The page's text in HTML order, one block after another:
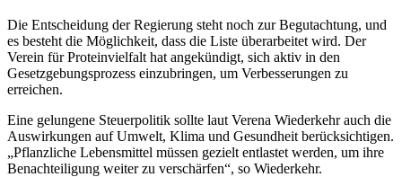
Die Entscheidung der Regierung steht noch zur Begutachtung, und
es besteht die Möglichkeit, dass die Liste überarbeitet wird. Der
Verein für Proteinvielfalt hat angekündigt, sich aktiv in den
Gesetzgebungsprozess einzubringen, um Verbesserungen zu
erreichen.
Eine gelungene Steuerpolitik sollte laut Verena Wiederkehr auch die
Auswirkungen auf Umwelt, Klima und Gesundheit berücksichtigen.
„Pflanzliche Lebensmittel müssen gezielt entlastet werden, um ihre
Benachteiligung weiter zu verschärfen“, so Wiederkehr.